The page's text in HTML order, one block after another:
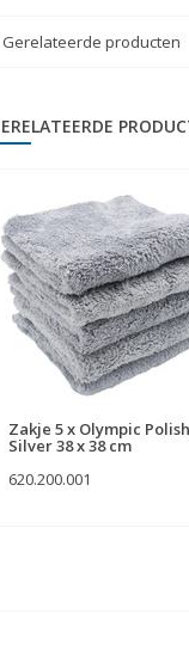
Gerelateerde producten
Zakje 5 x Olympic Polish
Silver 38 x 38 cm
620.200.001